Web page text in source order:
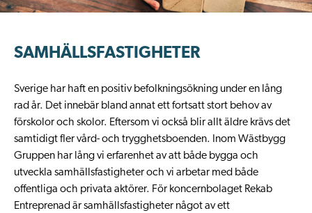
SAMHÄLLSFASTIGHETER
Sverige har haft en positiv befolkningsökning under en lång
rad år. Det innebär bland annat ett fortsatt stort behov av
förskolor och skolor. Eftersom vi också blir allt äldre krävs det
samtidigt fler vård- och trygghetsboenden. Inom Wästbygg
Gruppen har lång vi erfarenhet av att både bygga och
utveckla samhällsfastigheter och vi arbetar med både
offentliga och privata aktörer. För koncernbolaget Rekab
Entreprenad är samhällsfastigheter något av ett